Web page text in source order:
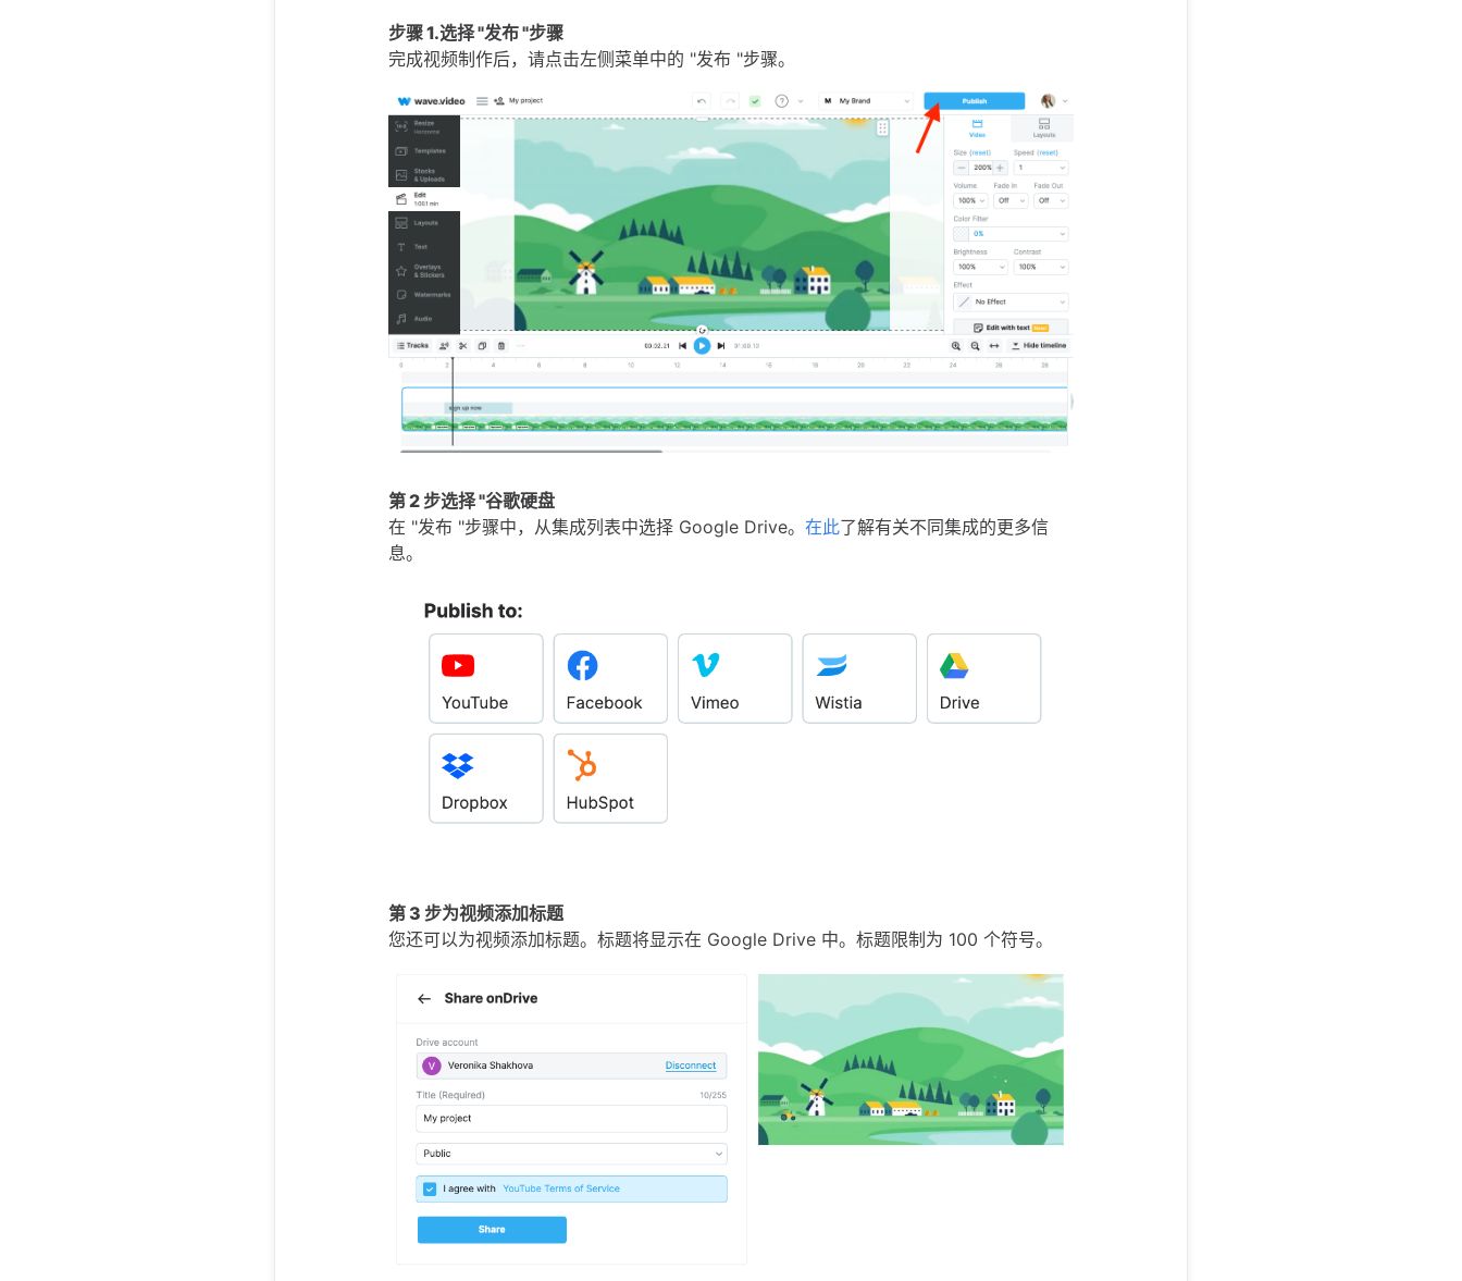
步骤 1.选择 "发布 "步骤
完成视频制作后，请点击左侧菜单中的 "发布 "步骤。
第 2 步选择 "谷歌硬盘
在 "发布 "步骤中，从集成列表中选择 Google Drive。 在此了解有关不同集成的更多信
息。
第 3 步为视频添加标题
您还可以为视频添加标题。标题将显示在 Google Drive 中。标题限制为 100 个符号。